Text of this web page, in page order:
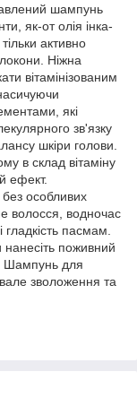
шампунь
як-от олія інка-
активно
Ніжна
вітамінізованим
які
зв'язку
шкіри голови.
в склад вітаміну
ефект.
особливих
волосся, водночас
пасмам.
нанесіть поживний
Шампунь для
зволоження та